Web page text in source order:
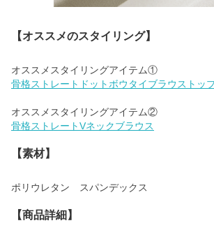
【オススメのスタイリング】
骨格ストレートドットボウタイブラウストッ
骨格ストレートVネックブラウス
【素材】
ポリウレタン スパンデックス
【商品詳細】